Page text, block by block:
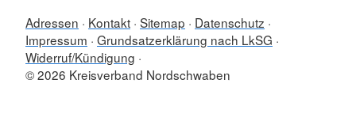
Adressen Kontakt Sitemap
Datenschutz
Impressum Grundsatzerklärung nach LkSG
Widerruf/Kündigung
© 2026 Kreisverband Nordschwaben